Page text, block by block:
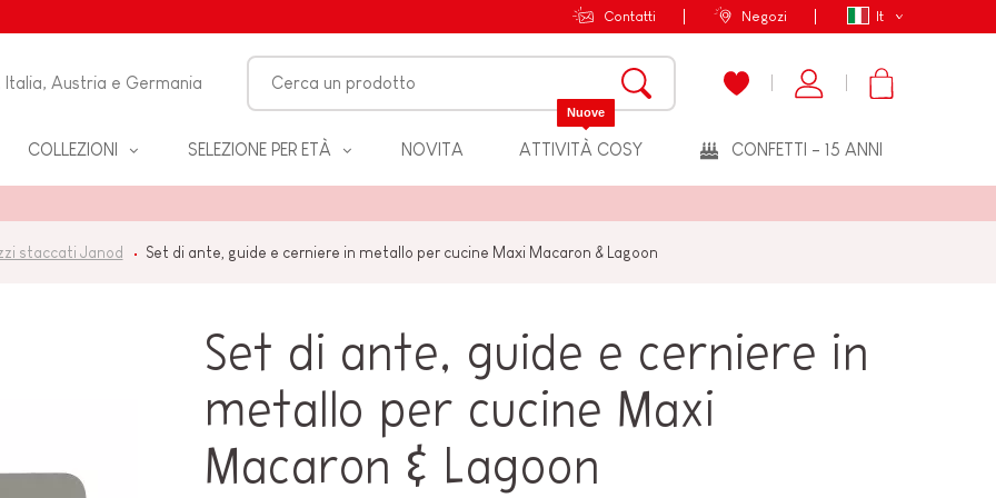
It
Contatti Negozi
Italia, Austria e Germania
COLLEZIONI SELEZIONE PER ETÀ NOVITA ATTIVITÀ COSY
Nuove
CONFETTI - 15 ANNI
staccati Janod Set di ante, guide e cerniere in metallo per cucine Maxi Macaron & Lagoon
Set di ante, guide e cerniere in
metallo per cucine Maxi
Macaron & Lagoon